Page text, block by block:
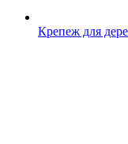
Крепеж для